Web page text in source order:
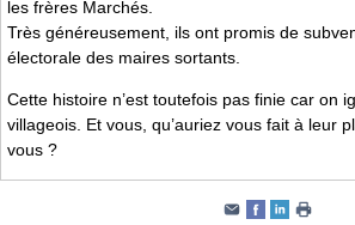
les frères Marchés.
Très généreusement, ils ont promis de
électorale des maires sortants.
Cette histoire n’est toutefois pas finie car on
villageois. Et vous, qu’auriez vous fait à leur
vous ?